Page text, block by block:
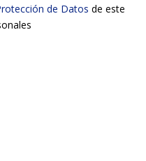
de Datos de este